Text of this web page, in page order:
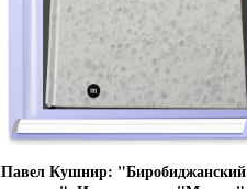
Павел Кушнир: "Биробиджанский